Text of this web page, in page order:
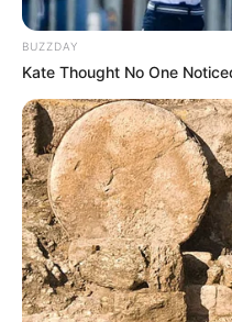
(foto:
BUZZDAY
Kate Thought No One